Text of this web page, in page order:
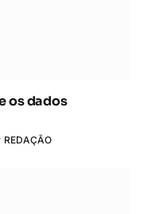
os dados
REDAÇÃO